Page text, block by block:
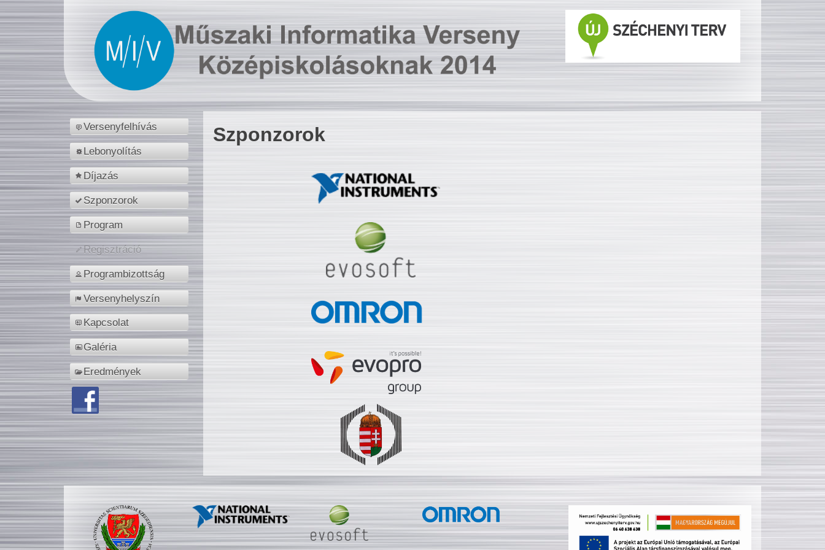
Versenyfelhívás
Lebonyolítás
Díjazás
Szponzorok
Program
Regisztráció
Programbizottság
Versenyhelyszín
Kapcsolat
Galéria
Eredmények
Szponzorok